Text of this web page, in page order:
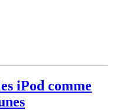
iPod comme